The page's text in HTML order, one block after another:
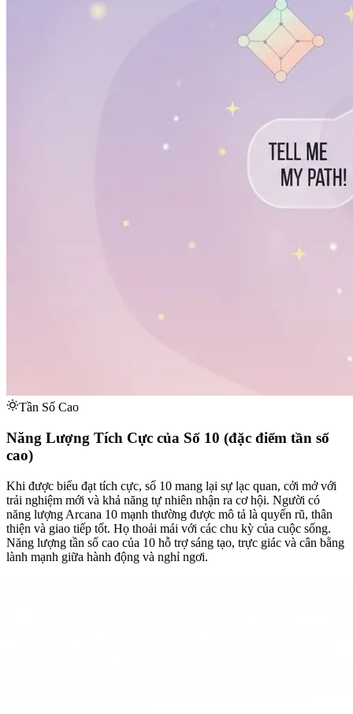
Tần Số Cao
Năng Lượng Tích Cực của Số 10 (đặc điểm tần số
cao)
Khi được biểu đạt tích cực, số 10 mang lại sự lạc quan, cởi mở với
trải nghiệm mới và khả năng tự nhiên nhận ra cơ hội. Người có
năng lượng Arcana 10 mạnh thường được mô tả là quyến rũ, thân
thiện và giao tiếp tốt. Họ thoải mái với các chu kỳ của cuộc sống.
Năng lượng tần số cao của 10 hỗ trợ sáng tạo, trực giác và cân bằng
lành mạnh giữa hành động và nghỉ ngơi.